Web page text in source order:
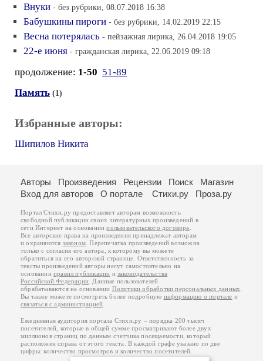
Внуки - без рубрики, 08.07.2018 16:38
Бабушкины пироги - без рубрики, 14.02.2019 22:15
Весна потерялась - пейзажная лирика, 26.04.2018 19:05
22-е июня - гражданская лирика, 22.06.2019 09:18
продолжение: 1-50 51-89
Память (1)
Избранные авторы:
Шипилов Никита
Авторы Произведения Рецензии Поиск
Магазин
Вход для авторов
О портале Стихи.ру Проза.ру
Портал Стихи.ру предоставляет авторам возможность
свободной публикации своих литературных произведений в
сети Интернет на основаниипользовательского договора
Все авторские права на произведения принадлежат авторам
и охраняются законом . Перепечатка произведений возможна
только с согласия его автора, к которому вы можете
обратиться на его авторской странице. Ответственность за
тексты произведений авторы несут самостоятельно на
основанииправил публикации изаконодательства
Российской Федерации . Данные пользователей
обрабатываются на основании Политики обработки персональных данных
Вы также можете посмотреть более подробную информацию о портале и
связаться с администрацией
Ежедневная аудитория портала Стихи.ру – порядка 200 тысяч
посетителей, которые в общей сумме просматривают более двух
миллионов страниц по данным счетчика посещаемости, который
расположен справа от этого текста. В каждой графе указано по две
цифры: количество просмотров и количество посетителей.